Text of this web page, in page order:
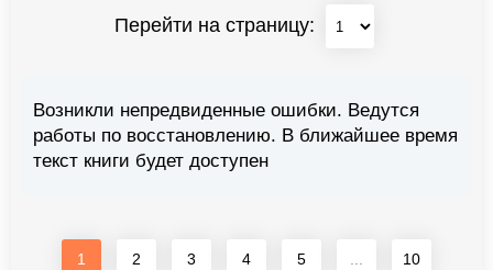
Перейти на страницу:
Возникли непредвиденные ошибки. Ведутся
работы по восстановлению. В ближайшее время
текст книги будет доступен
1 2 3 4 5 10